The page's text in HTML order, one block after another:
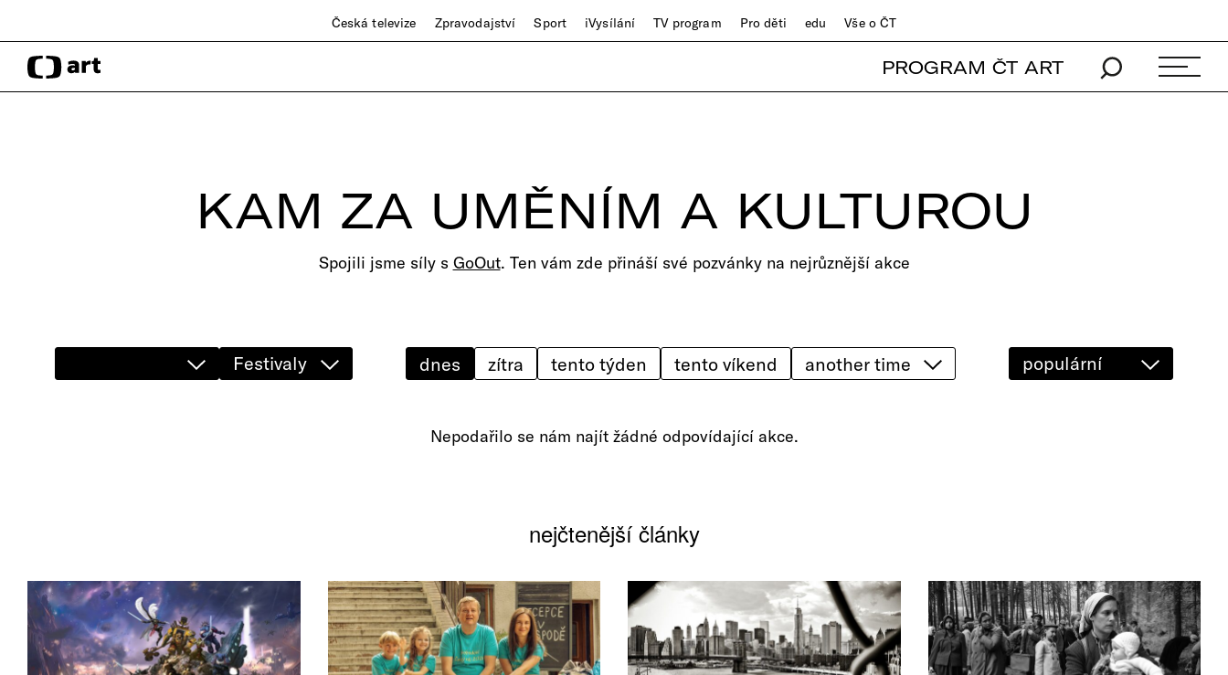
Česká televize Zpravodajství Sport iVysílání TV program Pro děti edu Vše o ČT
PROGRAM ČT ART
KAM ZA UMĚNÍM A KULTUROU
Spojili jsme síly s GoOut. Ten vám zde přináší své pozvánky na nejrůznější akce
Festivaly dnes zítra tento týden tento víkend populární
Nepodařilo se nám najít žádné odpovídající akce.
nejčtenější články